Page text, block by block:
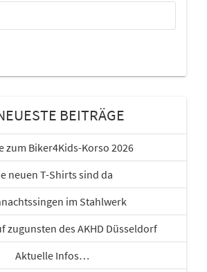
BEITRÄGE
zum Biker4Kids-Korso 2026
neuen T-Shirts sind da
im Stahlwerk
zugunsten des AKHD Düsseldorf
Aktuelle Infos…